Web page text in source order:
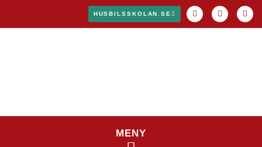
HUSBILSSKOLAN.SE
MENY